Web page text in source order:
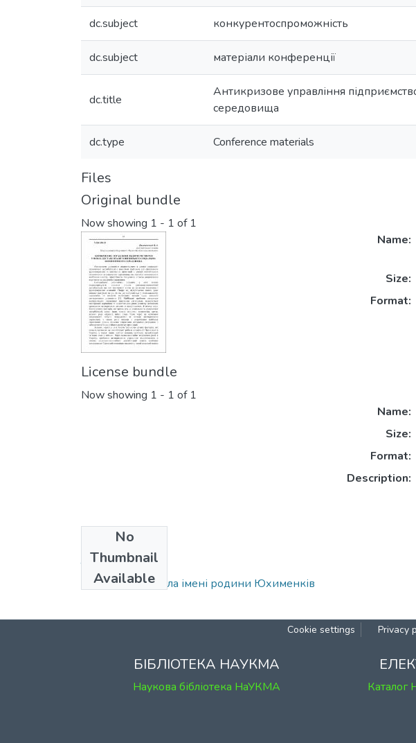
dc.subject конкурентоспроможність
dc.subject матеріали конференції
dc.title
Антикризове управління
середовища
dc.type Conference materials
Files
Original bundle
Now showing 1 - 1 of 1
Name:
Size:
Format:
License bundle
Now showing 1 - 1 of 1
No
Thumbnail
Available
Name:
Size:
Format:
Description:
Collections
Том 1
Докторська школа імені родини Юхименків
Cookie settings Privacy
БІБЛІОТЕКА НАУКМА
Наукова бібліотека НаУКМА Каталог